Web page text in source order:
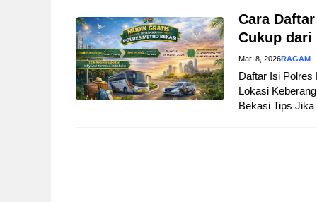
Cara
Cukup dari
Mar. 8, 2026RAGAM
Daftar Isi Polres
Lokasi
Bekasi Tips Jika